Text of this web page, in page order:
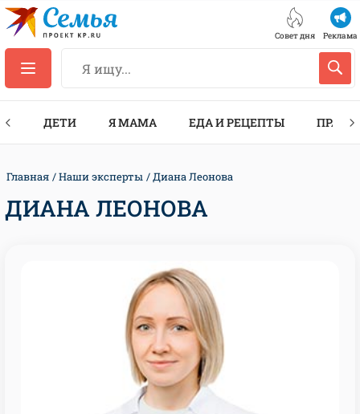
Совет дня Реклама
ДЕТИ Я МАМА ЕДА И РЕЦЕПТЫ
Главная Наши эксперты Диана Леонова
ДИАНА ЛЕОНОВА